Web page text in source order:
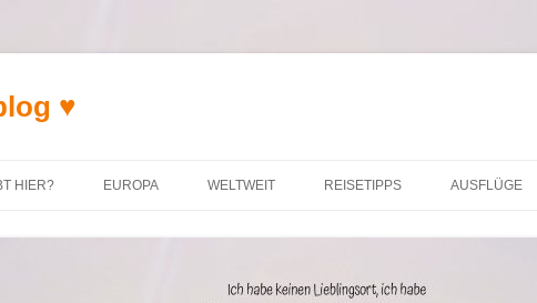
♥
HIER? EUROPA WELTWEIT REISETIPPS AUSFLÜGE